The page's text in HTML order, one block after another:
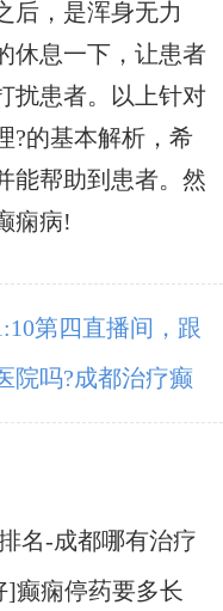
后，是浑身无力
休息一下，让患者
扰患者。以上针对
?的基本解析，希
能帮助到患者。然
痫病!
第四直播间，跟
睡眠、饮食、心
院吗?成都治疗癫
名-成都哪有治疗
]癫痫停药要多长